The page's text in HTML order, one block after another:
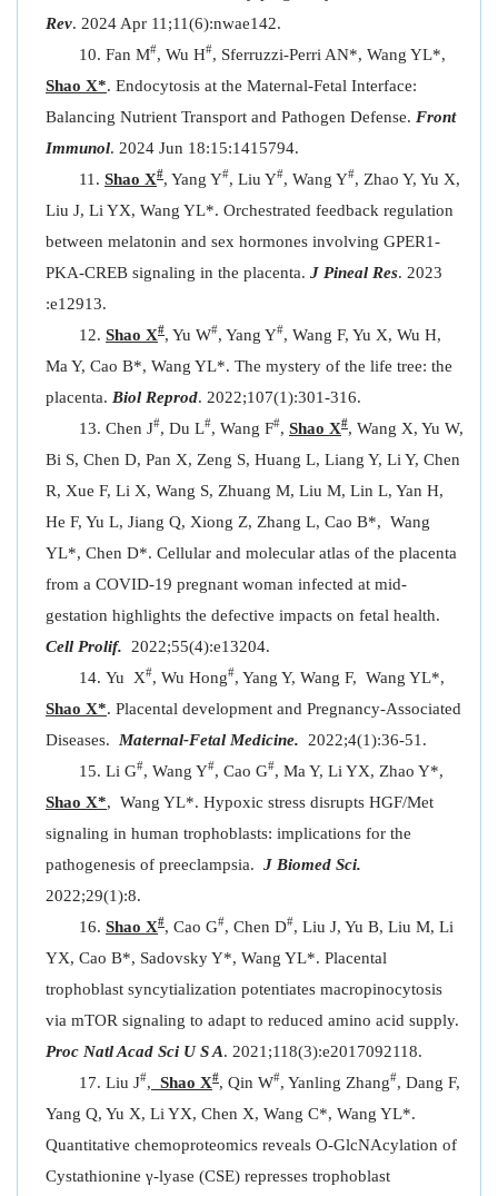
Rev. 2024 Apr 11;11(6):nwae142.
Fan M#, Wu H#, Sferruzzi-Perri AN*, Wang YL*,
Shao X*. Endocytosis at the Maternal-Fetal Interface:
Balancing Nutrient Transport and Pathogen Defense. Front
Immunol. 2024 Jun 18:15:1415794.
Shao X#, Yang Y#, Liu Y#, Wang Y#, Zhao Y, Yu X,
Liu J, Li YX, Wang YL*. Orchestrated feedback regulation
between melatonin and sex hormones involving GPER1-
PKA-CREB signaling in the placenta. J Pineal Res. 2023
:e12913.
Shao X#, Yu W#, Yang Y#, Wang F, Yu X, Wu H,
Ma Y, Cao B*, Wang YL*. The mystery of the life tree: the
placenta. Biol Reprod. 2022;107(1):301-316.
Chen J#, Du L#, Wang F#, Shao X#, Wang X, Yu W,
Bi S, Chen D, Pan X, Zeng S, Huang L, Liang Y, Li Y, Chen
R, Xue F, Li X, Wang S, Zhuang M, Liu M, Lin L, Yan H,
He F, Yu L, Jiang Q, Xiong Z, Zhang L, Cao B*, Wang
YL*, Chen D*. Cellular and molecular atlas of the placenta
from a COVID-19 pregnant woman infected at mid-
gestation highlights the defective impacts on fetal health.
Cell Prolif. 2022;55(4):e13204.
Yu X#, Wu Hong#, Yang Y, Wang F, Wang YL*,
Shao X*. Placental development and Pregnancy-Associated
Diseases. Maternal-Fetal Medicine. 2022;4(1):36-51.
Li G#, Wang Y#, Cao G#, Ma Y, Li YX, Zhao Y*,
Shao X*, Wang YL*. Hypoxic stress disrupts HGF/Met
signaling in human trophoblasts: implications for the
pathogenesis of preeclampsia. J Biomed Sci.
2022;29(1):8.
Shao X#, Cao G#, Chen D#, Liu J, Yu B, Liu M, Li
YX, Cao B*, Sadovsky Y*, Wang YL*. Placental
trophoblast syncytialization potentiates macropinocytosis
via mTOR signaling to adapt to reduced amino acid supply.
Proc Natl Acad Sci U S A. 2021;118(3):e2017092118.
Liu J#, Shao X#, Qin W#, Yanling Zhang#, Dang F,
Yang Q, Yu X, Li YX, Chen X, Wang C*, Wang YL*.
Quantitative chemoproteomics reveals O-GlcNAcylation of
Cystathionine γ-lyase (CSE) represses trophoblast